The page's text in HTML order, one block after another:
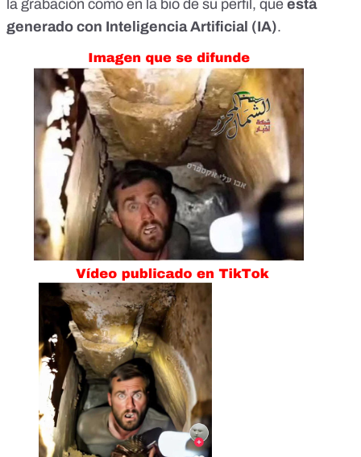
la grabación como en la bio de su perfil, que está
generado con Inteligencia Artificial (IA).